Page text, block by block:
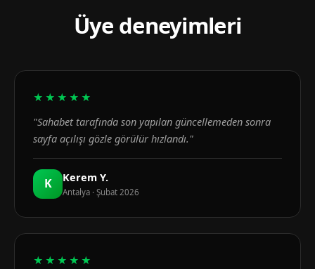
Üye deneyimleri
★★★★★
"Sahabet tarafında son yapılan güncellemeden sonra
sayfa açılışı gözle görülür hızlandı."
K Kerem Y.
Antalya · Şubat 2026
★★★★★